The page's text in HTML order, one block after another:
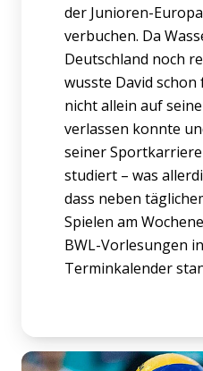
der Junioren-
verbuchen. Da
Deutschland noch
wusste David schon
nicht allein auf
verlassen konnte
seiner
studiert – was
dass neben
Spielen am
BWL-Vorlesungen
Terminkalender